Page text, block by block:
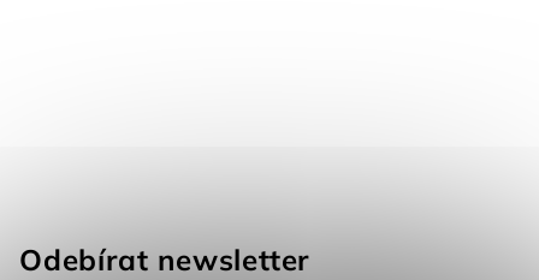
Odebírat newsletter